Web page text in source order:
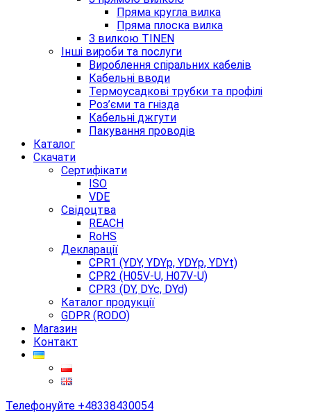
Пряма кругла вилка
Пряма плоска вилка
З вилкою TINEN
Інші вироби та послуги
Вироблення спіральних кабелів
Кабельні вводи
Термоусадкові трубки та профілі
Роз’єми та гнізда
Кабельні джгути
Пакування проводів
Каталог
Скачати
Сертифікати
ISO
VDE
Свідоцтва
REACH
RoHS
Декларації
CPR1 (YDY, YDYp, YDYp, YDYt)
CPR2 (H05V-U, H07V-U)
CPR3 (DY, DYc, DYd)
Каталог продукції
GDPR (RODO)
Магазин
Контакт
Телефонуйте +48338430054